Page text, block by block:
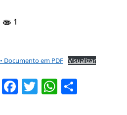
1
• Documento em PDF Visualizar
Facebook
TwitterWhatsApp